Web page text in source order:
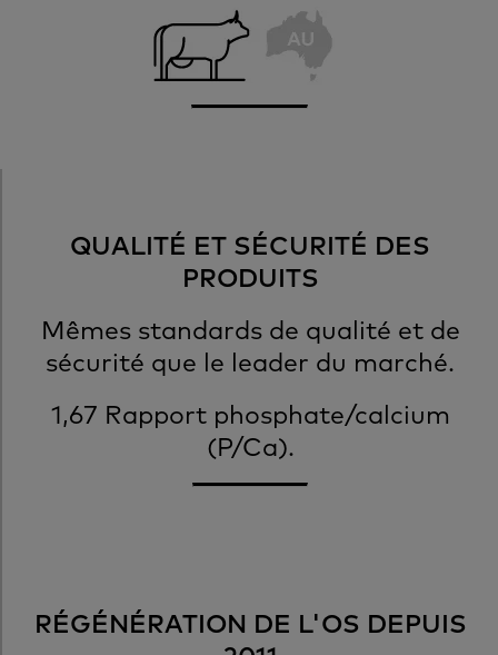
QUALITÉ ET SÉCURITÉ DES
PRODUITS
Mêmes standards de qualité et de
sécurité que le leader du marché.
1,67 Rapport phosphate/calcium
(P/Ca).
RÉGÉNÉRATION DE L'OS DEPUIS